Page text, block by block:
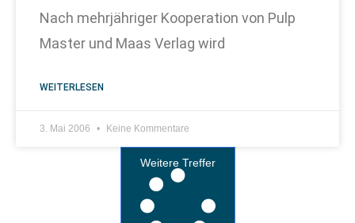
Nach mehrjähriger Kooperation von Pulp
Master und Maas Verlag wird
WEITERLESEN
3. Mai 2006 Keine Kommentare
Weitere Treffer